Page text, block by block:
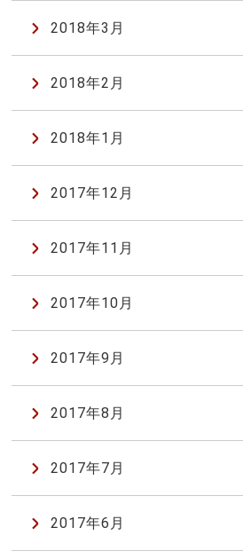
2018年3月
2018年2月
2018年1月
2017年12月
2017年11月
2017年10月
2017年9月
2017年8月
2017年7月
2017年6月